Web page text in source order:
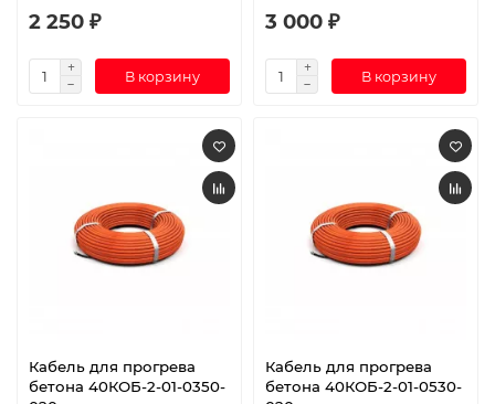
2 250 ₽
В корзину
3 000 ₽
В корзину
Кабель для прогрева
бетона 40КОБ-2-01-0350-
Кабель для прогрева
бетона 40КОБ-2-01-0530-